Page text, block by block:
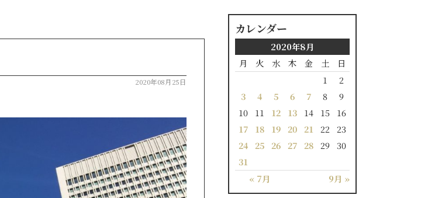
2020年08月25日
カレンダー
2020年8月
月
火 水 木 金 土 日
« 7月 9月 »
1
2
3
4 5 6 7 8
9
10
11 12 13 14 15
16
17
18 19 20 21 22
23
24
25 26 27 28 29
30
31